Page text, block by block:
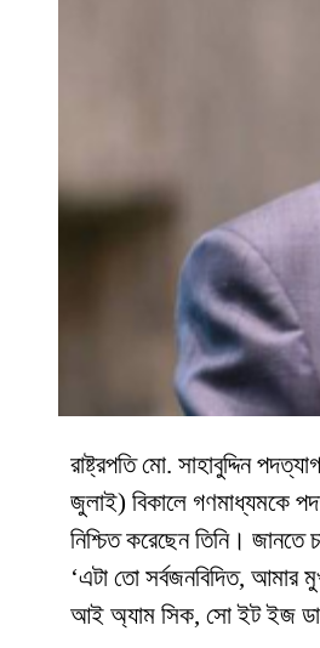
রাষ্ট্রপতি মো. সাহাবুদ্দিন
জুলাই) বিকালে গণমাধ্যমকে
নিশ্চিত করেছেন তিনি। জানতে
‘এটা তো সর্বজনবিদিত, আমার
আই অ্যাম সিক, সো ইট ইজ